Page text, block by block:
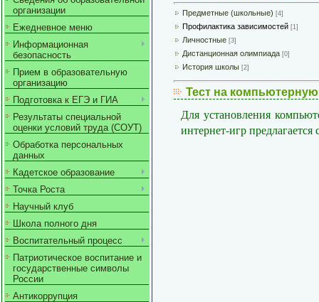
организации
Ежедневное меню
Информационная
безопасность
Прием в образовательную
организацию
Подготовка к ЕГЭ и ГИА
Результаты специальной
оценки условий труда (СОУТ)
Обработка персональных
данных
Кадетское образование
Точка Роста
Научный клуб
Школа полного дня
Воспитательный процесс
Патриотическое воспитание и
государственные символы
России
Антикоррупция
Предметные (школьные) [4]
Профилактика зависимостей [1]
Личностные [3]
Дистанционная олимпиада [0]
История школы [2]
Тест на
Для установления
интернет-игр предлагается